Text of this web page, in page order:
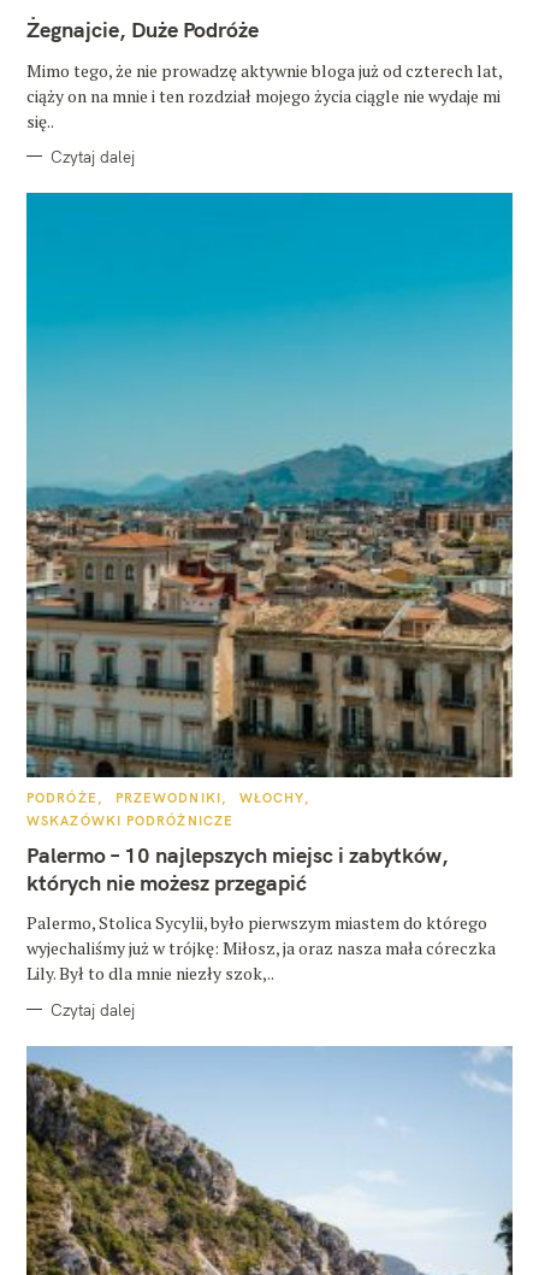
T
E
O
R
I
Żegnajcie, Duże Podróże
Mimo tego, że nie prowadzę aktywnie bloga już od czterech lat,
ciąży on na mnie i ten rozdział mojego życia ciągle nie wydaje mi
się..
Czytaj dalej
K
T
G
R
PODRÓŻE PRZEWODNIKI
WŁOCHY
WSKAZÓWKI PODRÓŻNICZE
Palermo – 10 najlepszych miejsc i zabytków,
których nie możesz przegapić
Palermo, Stolica Sycylii, było pierwszym miastem do którego
wyjechaliśmy już w trójkę: Miłosz, ja oraz nasza mała córeczka
Lily. Był to dla mnie niezły szok,..
Czytaj dalej